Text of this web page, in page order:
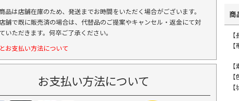
品は店舗在庫のため、発送までお時間をいただく場合がございます。
舗で既に販売済の場合は、代替品のご提案やキャンセル・返金にて対
いただきます。何卒ご了承ください。
お支払い方法について
お支払い方法について
商